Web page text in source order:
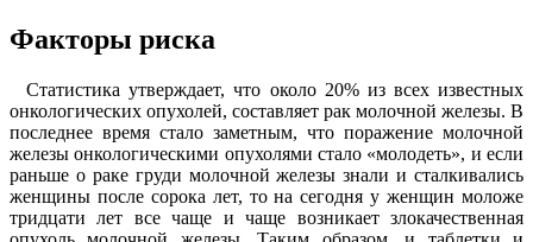
Факторы риска
Статистика утверждает, что около 20% из всех известных
онкологических опухолей, составляет рак молочной железы. В
последнее время стало заметным, что поражение молочной
железы онкологическими опухолями стало «молодеть», и если
раньше о раке груди молочной железы знали и сталкивались
женщины после сорока лет, то на сегодня у женщин моложе
тридцати лет все чаще и чаще возникает злокачественная